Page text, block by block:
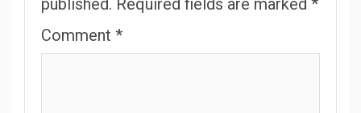
published. Required fields are marked *
Comment *